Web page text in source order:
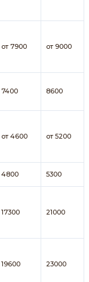
от 7900 от 9000
7400 8600
от 4600 от 5200
4800 5300
17300 21000
19600 23000